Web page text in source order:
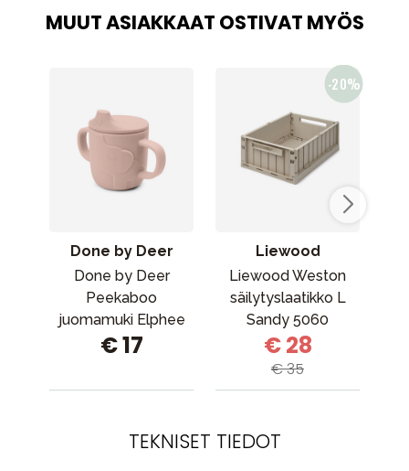
MUUT ASIAKKAAT OSTIVAT MYÖS
Done by Deer
Done by Deer
Peekaboo
juomamuki Elphee
Powder
€ 17
Liewood
Liewood Weston
säilytyslaatikko L
Sandy 5060
€ 28
€ 35
TEKNISET TIEDOT